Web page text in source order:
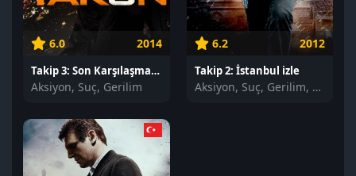
6.0 2014
Takip 3: Son Karşılaşma izle
Aksiyon, Suç, Gerilim
6.2 2012
Takip 2: İstanbul izle
Aksiyon, Suç, Gerilim, Polisiye